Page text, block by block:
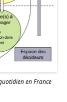
en France